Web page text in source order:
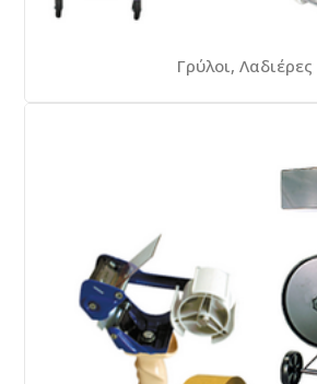
Γρύλοι, Λαδιέρες